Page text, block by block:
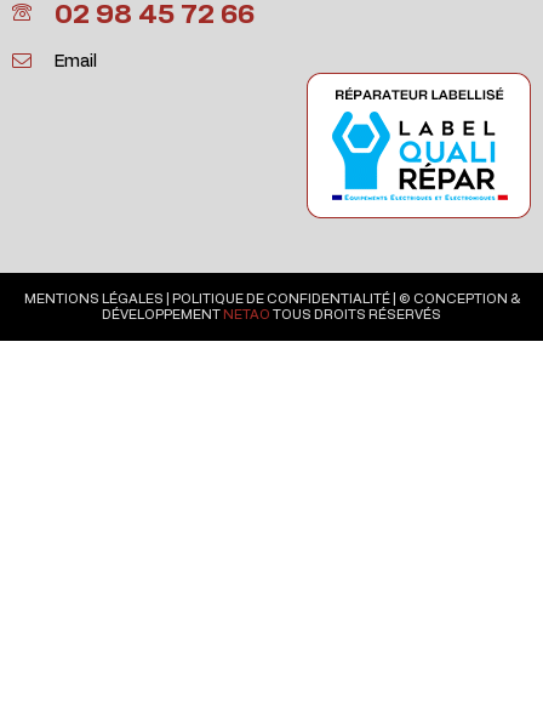
02 98 45 72 66
Email
MENTIONS LÉGALES POLITIQUE DE CONFIDENTIALITÉ| © CONCEPTION &
DÉVELOPPEMENT NETAO TOUS DROITS RÉSERVÉS